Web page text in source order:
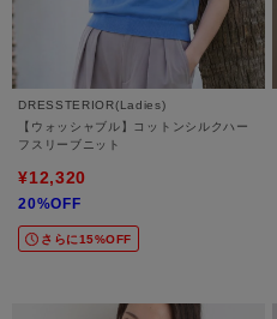
DRESSTERIOR(Ladies)
【ウォッシャブル】コットンシルクハー
フスリーブニット
¥12,320
20%OFF
さらに15%OFF